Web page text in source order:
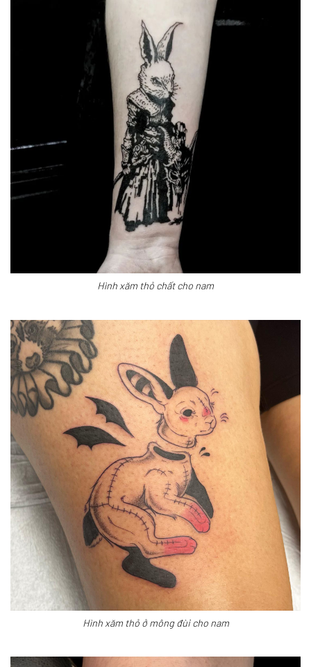
Hình xăm thỏ chất cho nam
Hình xăm thỏ ở mông đùi cho nam